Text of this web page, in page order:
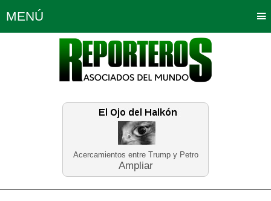
Acercamientos entre Trump y Petro
Ampliar
MENÚ
Política Opinión Bogotá
Planeta Tierra Deportes
Educación Neira